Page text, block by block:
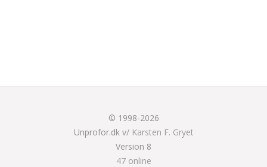
© 1998-2026
Unprofor.dk v/ Karsten F. Gryet
Version 8
47 online